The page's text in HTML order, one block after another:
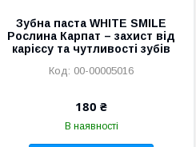
Зубна паста WHITE SMILE
Рослина Карпат – захист від
карієсу та чутливості зубів
00-00005016
180 ₴
В наявності